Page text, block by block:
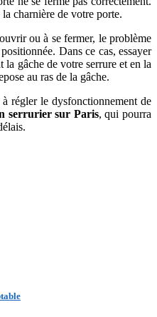
charnière de votre porte.
ou à se fermer, le problème
Dans ce cas, essayer
gâche de votre serrure et en la
au ras de la gâche.
régler le dysfonctionnement de
serrurier sur Paris, qui pourra